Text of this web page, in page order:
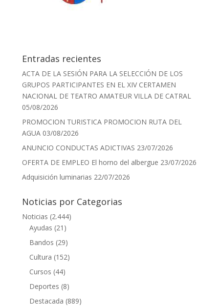
Entradas recientes
ACTA DE LA SESIÓN PARA LA SELECCIÓN DE LOS
GRUPOS PARTICIPANTES EN EL XIV CERTAMEN
NACIONAL DE TEATRO AMATEUR VILLA DE CATRAL
05/08/2026
PROMOCION TURISTICA PROMOCION RUTA DEL
AGUA 03/08/2026
ANUNCIO CONDUCTAS ADICTIVAS 23/07/2026
OFERTA DE EMPLEO El horno del albergue 23/07/2026
Adquisición luminarias 22/07/2026
Noticias por Categorias
Noticias (2.444)
Ayudas (21)
Bandos (29)
Cultura (152)
Cursos (44)
Deportes (8)
Destacada (889)